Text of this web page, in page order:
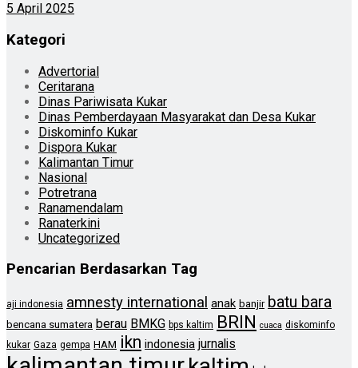
5 April 2025
Kategori
Advertorial
Ceritarana
Dinas Pariwisata Kukar
Dinas Pemberdayaan Masyarakat dan Desa Kukar
Diskominfo Kukar
Dispora Kukar
Kalimantan Timur
Nasional
Potretrana
Ranamendalam
Ranaterkini
Uncategorized
Pencarian Berdasarkan Tag
aji indonesia amnesty international anak banjir batu bara
bencana sumatera berau BMKG bps kaltim BRIN cuaca diskominfo
kukar Gaza gempa HAM ikn indonesia jurnalis